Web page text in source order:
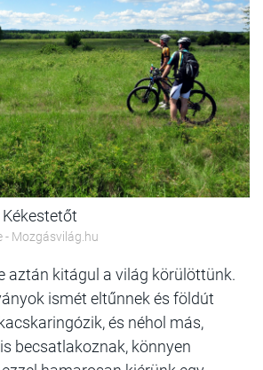
- Mozgásvilág.hu
aztán kitágul a világ körülöttünk.
ismét eltűnnek és földút
és néhol más,
becsatlakoznak, könnyen